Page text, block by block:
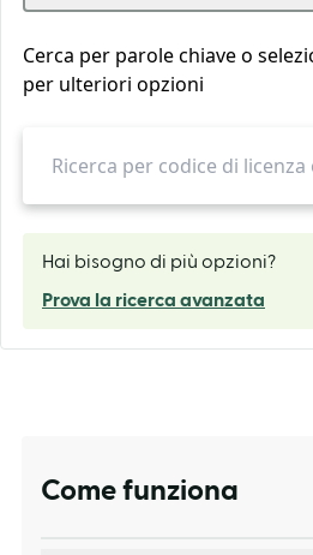
Cerca per parole chiave o
per ulteriori opzioni
Hai bisogno di più opzioni?
Prova la ricerca avanzata
Come funziona